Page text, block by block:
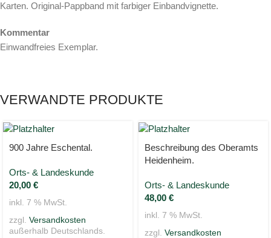
Karten. Original-Pappband mit farbiger Einbandvignette.
Kommentar
Einwandfreies Exemplar.
VERWANDTE PRODUKTE
900 Jahre Eschental.
Orts- & Landeskunde
20,00 €
inkl. 7 % MwSt.
zzgl. Versandkosten
außerhalb Deutschlands.
Beschreibung des Oberamts
Heidenheim.
Orts- & Landeskunde
48,00 €
inkl. 7 % MwSt.
zzgl. Versandkosten